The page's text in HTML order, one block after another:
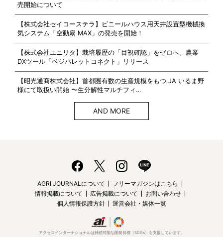
売開始について
【株式会社セイコーステラ】ビニールハウス用天井設置型機械換
気システム「空動扇 MAX」の発売を開始！
【株式会社ユニリタ】栽培履歴の「目視確認」をゼロへ。農業
DXツール「ベジパレットコネクト」リリース
【昭光通商株式会社】首都圏有数の生産規模をもつ JA いるま野
様にて取扱い開始 〜生分解性マルチフィ…
AND MORE
AGRI JOURNALについて
フリーマガジンはこちら
情報掲載について
広告掲載について
お問い合わせ
個人情報保護方針
運営会社・媒体一覧
アクセスインターナショナルは持続可能な開発目標（SDGs）を支援しています。